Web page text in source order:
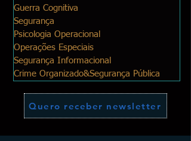
Guerra Cognitiva
Segurança
Psicologia Operacional
Operações Especiais
Segurança Informacional
Crime Organizado&Segurança Pública
Quero receber newsletter